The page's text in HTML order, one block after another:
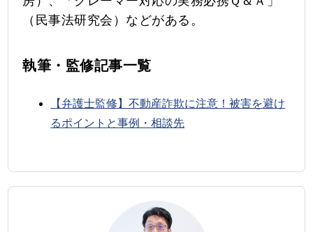
（民事法研究会）などがある。
執筆・監修記事一覧
【弁護士監修】不動産詐欺に注意！被害を避け
るポイントと事例・相談先